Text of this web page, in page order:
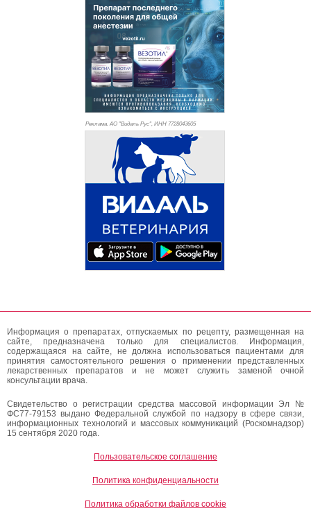
Реклама. АО "Видаль Рус", ИНН 7728043605
Информация о препаратах, отпускаемых по рецепту, размещенная на
сайте, предназначена только для специалистов. Информация,
содержащаяся на сайте, не должна использоваться пациентами для
принятия самостоятельного решения о применении представленных
лекарственных препаратов и не может служить заменой очной
консультации врача.
Свидетельство о регистрации средства массовой информации Эл №
ФС77-79153 выдано Федеральной службой по надзору в сфере связи,
информационных технологий и массовых коммуникаций (Роскомнадзор)
15 сентября 2020 года.
Пользовательское соглашение
Политика конфиденциальности
Политика обработки файлов cookie